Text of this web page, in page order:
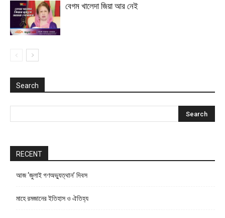
বেগম খালেদা জিয়া আর নেই
Search
RECENT
আজ ‘জুলাই গণঅভ্যুত্থান’ দিবস
মাহে রমজানের ইতিহাস ও ঐতিহ্য